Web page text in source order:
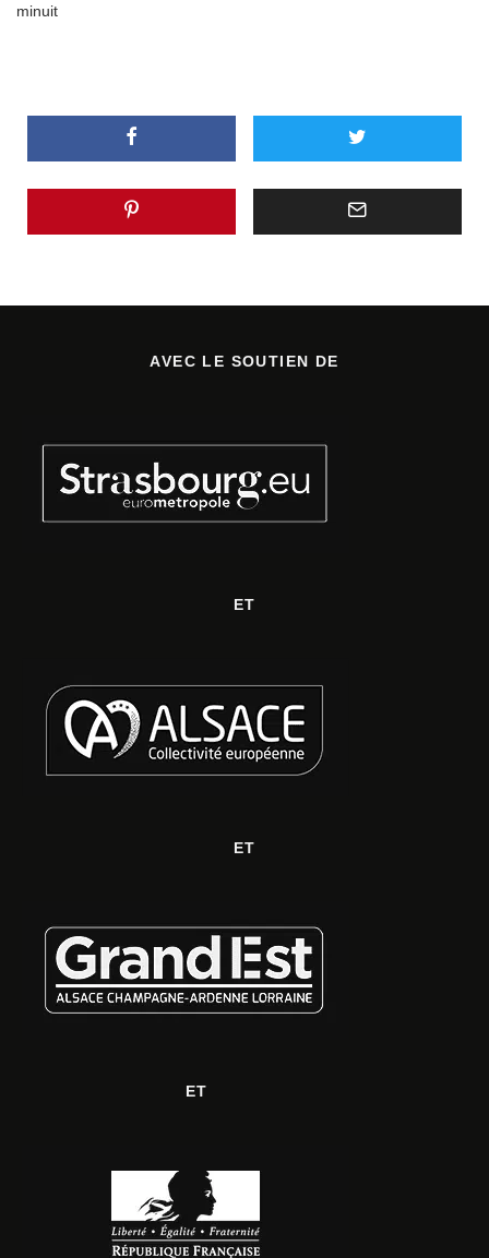
minuit
AVEC LE SOUTIEN DE
ET
ET
ET